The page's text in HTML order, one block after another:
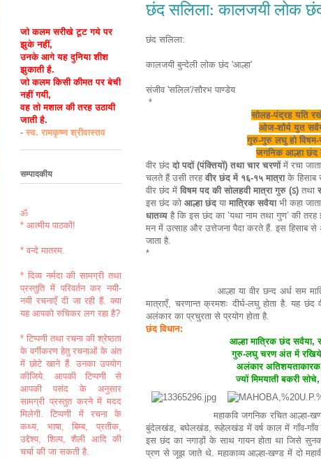
छंद सलिला: कालजयी लोक
छंद सलिला:
कालजयी बुन्देली लोक छंद 'आल्हा'
संजीव 'सलिल'/सौरभ पाण्डेय
*
सोलह-पंद्रह यति
ओज-शौर्य युत
गुरु-गुरु लघु हो
जगनिक आल्हा छंद
वीर छंद दो पदों (पंक्तियों) तथा चार चरणोंमें रचा
चलते हैं उसी तरह वीर छंद में १६-१५ मात्राके हिसाब
वीर छंद में विषम पद की सोलहवी मात्रा गुरु (ऽ) तथा
इस छंद को आल्हा छंदया मात्रिक सवैयाभी कहा
धातव्य है कि इस छंद का ’यथा नाम तथा गुण’ की
मन में उत्साह और उत्तेजना पैदा करते हैं. इस हिसाब से
जाता है.
*
आल्हा या वीर छन्द अर्ध सम मात्रिक
मात्राएँ, चरणान्त क्रमशः दीर्घ-लघु होता है. यह
अलंकार का
छंद विधान:
आल्हा मात्रिक छंद सवैया,
गुरु-लघु चरण अंत में रखिये,
अलंकार अतिशयताकारक,
ज्यों मिमयाती बकरी
महाकवि जगनिक रचित आल्हा-खण्ड इस
बुंदेलखंड, बघेलखंड, रूहेलखंड में वर्ष काल में गाँव-गाँव में
इस छंद का नगाड़ों के साथ गायन होता था जिसे
प्रण से जूझ जाते थे. महाकाव्य आल्हा-खण्ड में दो
जो कलम सरीखे टूट गये पर
झुके नहीं,
उनके आगे यह दुनिया शीश
झुकाती है.
जो कलम किसी कीमत पर बेची
नहीं गयी,
वह तो मशाल की तरह उठायी
जाती है.
- स्व. रामकृष्ण श्रीवास्तव
सम्पादकीय
ॐ
* आत्मीय पाठकों!
* वन्दे मातरम.
* दिव्य नर्मदा की सामग्री तथा
प्रस्तुति में परिवर्तन कर नयी-
नयी रचनाएँ दी जा रही हैं. क्या
यह आपको रुचिकर लग रहा है?
* टिप्पणी तथा रचना की श्रेष्ठता
के वर्गीकरण हेतु रचनाओं के अंत
में छोटे खाने हैं. उनका उपयोग
कीजिये. आपकी टिप्पणी से
आपकी पसंद के अनुसार
सामग्री प्रस्तुत करने में मदद
मिलेगी. टिप्पणी में रचना के
कथ्य, भाषा, बिम्ब, प्रतीक,
उद्देश्य, शिल्प, शैली आदि की
चर्चा की जा सकती है.